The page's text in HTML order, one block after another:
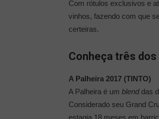
Com rótulos exclusivos e
vinhos, fazendo com que
certeiras.
Conheça três dos
A Palheira 2017 (TINTO)
A Palheira é um blenddas
Considerado seu Grand
estagia 18 meses em